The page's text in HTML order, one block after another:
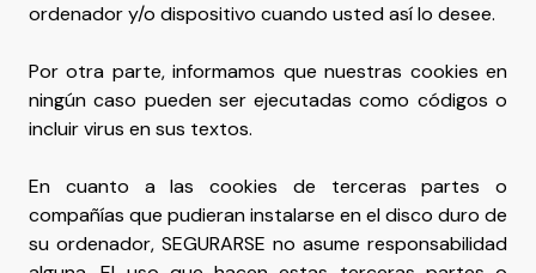
ordenador y/o dispositivo cuando usted así lo desee.
Por otra parte, informamos que nuestras cookies en
ningún caso pueden ser ejecutadas como códigos o
incluir virus en sus textos.
En cuanto a las cookies de terceras partes o
compañías que pudieran instalarse en el disco duro de
su ordenador, SEGURARSE no asume responsabilidad